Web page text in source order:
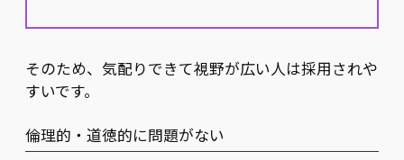
そのため、気配りできて視野が広い人は採用されや
すいです。
倫理的・道徳的に問題がない